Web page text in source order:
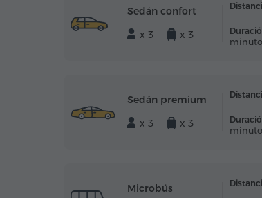
Sedán confort
x 3
x 3
Sedán premium
x 3
x 3
Microbús